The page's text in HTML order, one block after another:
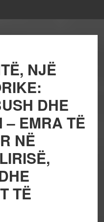
NJË
DHE
– EMRA TË
NË
TË